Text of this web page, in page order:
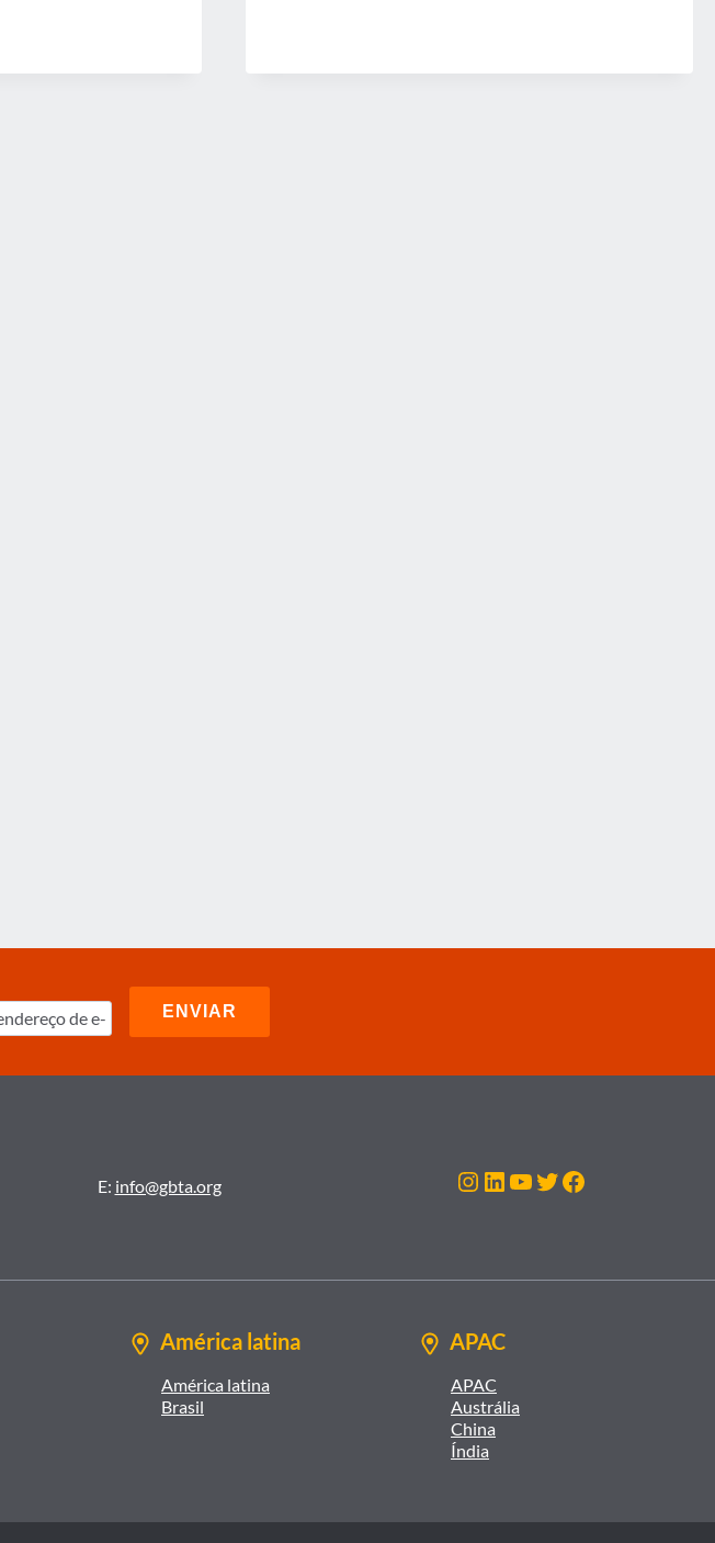
E: info@gbta.org Instagram
LinkedIn
Youtube
Twitter
Facebook
América latina
América latina
Brasil
APAC
APAC
Austrália
China
Índia